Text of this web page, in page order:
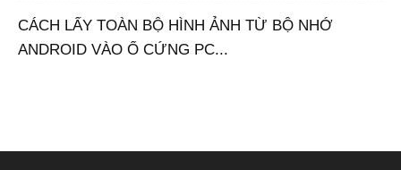
CÁCH LẤY TOÀN BỘ HÌNH ẢNH TỪ BỘ NHỚ
ANDROID VÀO Ổ CỨNG PC...